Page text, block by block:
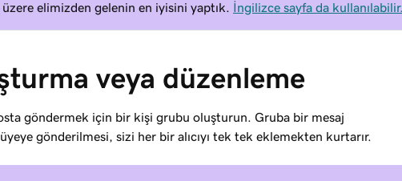
elimizden gelenin en iyisini yaptık. İngilizce sayfa da kullanılabilir.
veya düzenleme
göndermek için bir kişi grubu oluşturun. Gruba bir mesaj
gönderilmesi, sizi her bir alıcıyı tek tek eklemekten kurtarır.